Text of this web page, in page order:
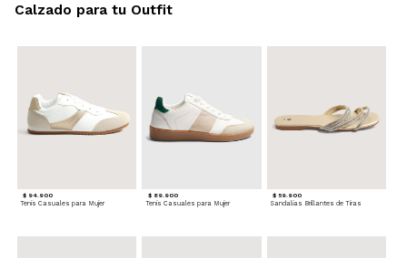
$ 94.900
Tenis Casuales para Mujer
$ 89.900
Tenis Casuales para Mujer
$ 59.900
Sandalias Brillantes de Tiras
Calzado para tu Outfit